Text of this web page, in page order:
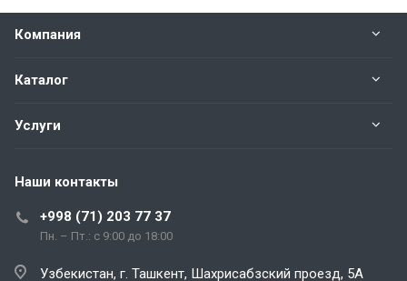
Компания
Каталог
Услуги
Наши контакты
+998 (71) 203 77 37
Пн. – Пт.: с 9:00 до 18:00
Узбекистан, г. Ташкент, Шахрисабзский проезд, 5А